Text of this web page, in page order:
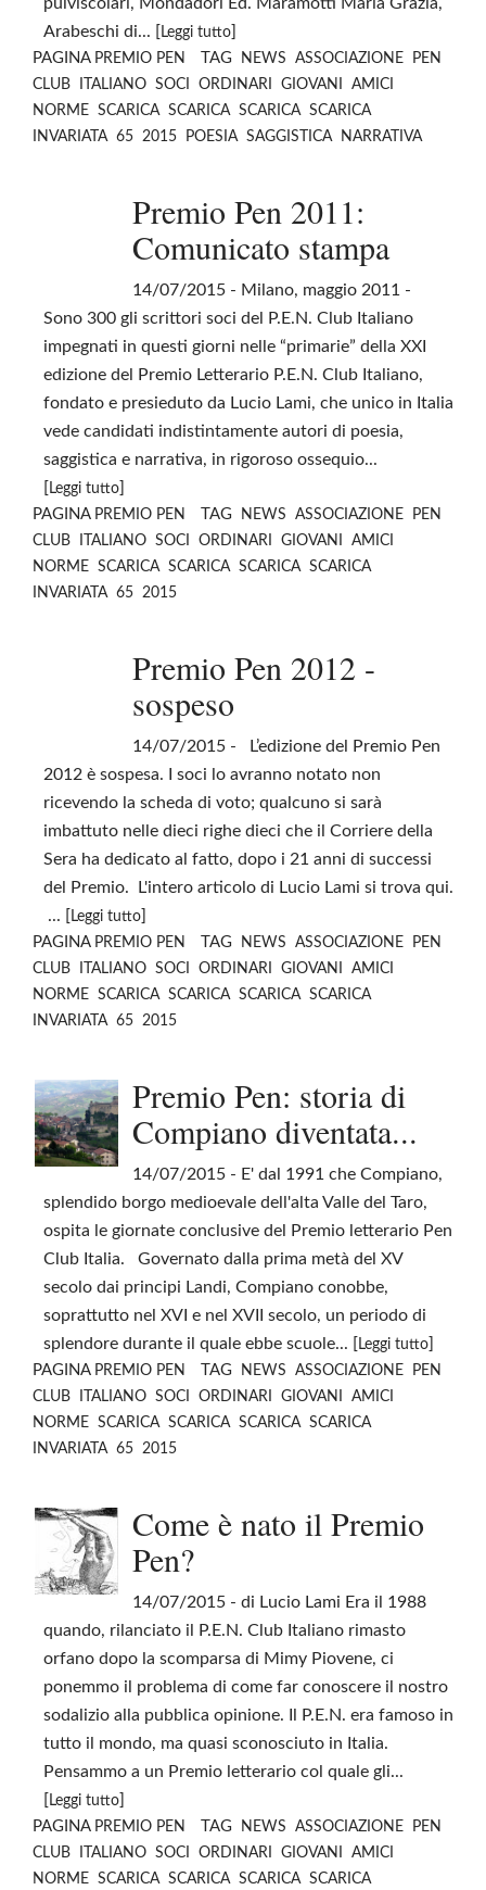
Arabeschi di... [ Leggi tutto]
PAGINA PREMIO PEN TAG NEWS ASSOCIAZIONE
PEN
CLUB
ITALIANO SOCI ORDINARI GIOVANI
AMICI
NORME SCARICA SCARICA SCARICA SCARICA
INVARIATA 65 2015 POESIA SAGGISTICA NARRATIVA
Premio Pen 2011:
Comunicato stampa
14/07/2015 - Milano, maggio 2011 -
Sono 300 gli scrittori soci del P.E.N. Club Italiano
impegnati in questi giorni nelle “primarie” della XXI
edizione del Premio Letterario P.E.N. Club Italiano,
fondato e presieduto da Lucio Lami, che unico in Italia
vede candidati indistintamente autori di poesia,
saggistica e narrativa, in rigoroso ossequio...
[ Leggi tutto]
PAGINA PREMIO PEN TAG NEWS ASSOCIAZIONE
PEN
CLUB
ITALIANO SOCI ORDINARI GIOVANI
AMICI
NORME SCARICA SCARICA SCARICA SCARICA
INVARIATA 65 2015
Premio Pen 2012 -
sospeso
14/07/2015 - L’edizione del Premio Pen
2012 è sospesa. I soci lo avranno notato non
ricevendo la scheda di voto; qualcuno si sarà
imbattuto nelle dieci righe dieci che il Corriere della
Sera ha dedicato al fatto, dopo i 21 anni di successi
del Premio. L'intero articolo di Lucio Lami si trova qui.
... [ Leggi tutto]
PAGINA PREMIO PEN TAG NEWS ASSOCIAZIONE
PEN
CLUB
ITALIANO SOCI ORDINARI GIOVANI
AMICI
NORME SCARICA SCARICA SCARICA SCARICA
INVARIATA 65 2015
Premio Pen: storia di
Compiano diventata...
14/07/2015 - E' dal 1991 che Compiano,
splendido borgo medioevale dell'alta Valle del Taro,
ospita le giornate conclusive del Premio letterario Pen
Club Italia. Governato dalla prima metà del XV
secolo dai principi Landi, Compiano conobbe,
soprattutto nel XVI e nel XVII secolo, un periodo di
splendore durante il quale ebbe scuole... [ Leggi tutto]
PAGINA PREMIO PEN TAG NEWS ASSOCIAZIONE
PEN
CLUB
ITALIANO SOCI ORDINARI GIOVANI
AMICI
NORME SCARICA SCARICA SCARICA SCARICA
INVARIATA 65 2015
Come è nato il Premio
Pen?
14/07/2015 - di Lucio Lami Era il 1988
quando, rilanciato il P.E.N. Club Italiano rimasto
orfano dopo la scomparsa di Mimy Piovene, ci
ponemmo il problema di come far conoscere il nostro
sodalizio alla pubblica opinione. Il P.E.N. era famoso in
tutto il mondo, ma quasi sconosciuto in Italia.
Pensammo a un Premio letterario col quale gli...
[ Leggi tutto]
PAGINA PREMIO PEN TAG NEWS ASSOCIAZIONE
PEN
CLUB
ITALIANO SOCI ORDINARI GIOVANI
AMICI
NORME SCARICA SCARICA SCARICA SCARICA